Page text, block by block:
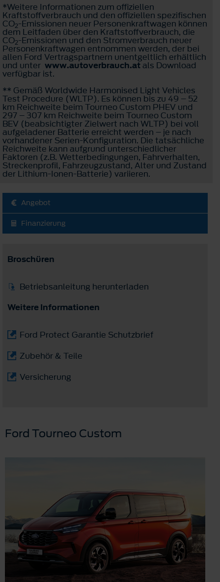
*Weitere Informationen zum offiziellen
Kraftstoffverbrauch und den offiziellen spezifischen
CO2-Emissionen neuer Personenkraftwagen können
dem Leitfaden über den Kraftstoffverbrauch, die
CO2-Emissionen und den Stromverbrauch neuer
Personenkraftwagen entnommen werden, der bei
allen Ford Vertragspartnern unentgeltlich erhältlich
und unter www.autoverbrauch.atals Download
verfügbar ist.
** Gemäß Worldwide Harmonised Light Vehicles
Test Procedure (WLTP). Es können bis zu 49 – 52
km Reichweite beim Tourneo Custom PHEV und
297 – 307 km Reichweite beim Tourneo Custom
BEV (beabsichtigter Zielwert nach WLTP) bei voll
aufgeladener Batterie erreicht werden – je nach
vorhandener Serien-Konfiguration. Die tatsächliche
Reichweite kann aufgrund unterschiedlicher
Faktoren (z.B. Wetterbedingungen, Fahrverhalten,
Streckenprofil, Fahrzeugzustand, Alter und Zustand
der Lithium-Ionen-Batterie) variieren.
Angebot
Finanzierung
Broschüren
Betriebsanleitung herunterladen
Weitere Informationen
Ford Protect Garantie Schutzbrief
Zubehör & Teile
Versicherung
Ford Tourneo Custom